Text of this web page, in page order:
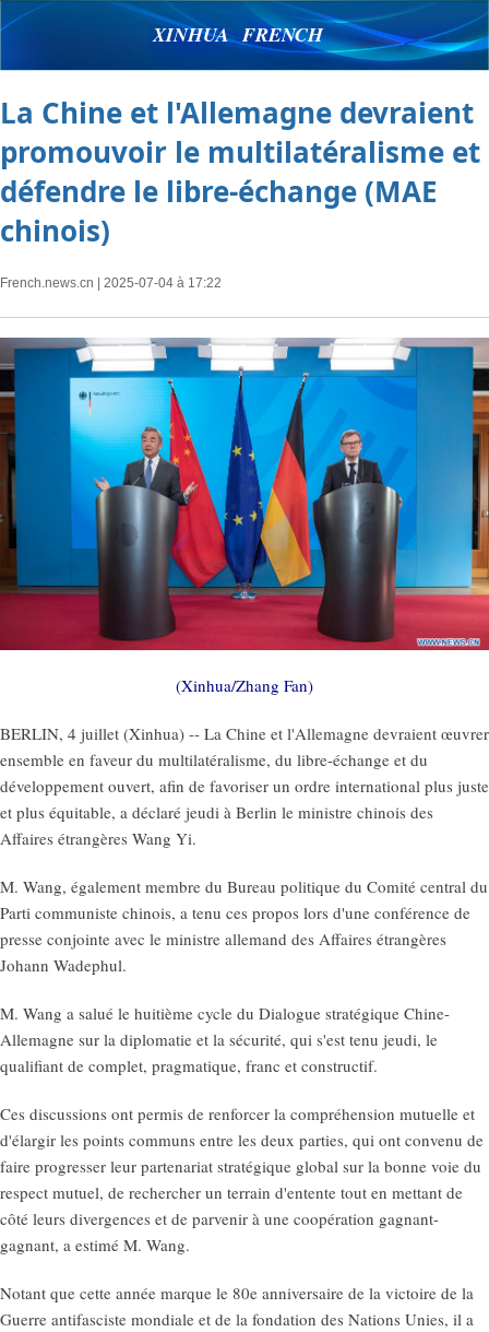
XINHUA FRENCH
La Chine et l'Allemagne devraient
promouvoir le multilatéralisme et
défendre le libre-échange (MAE
chinois)
French.news.cn | 2025-07-04 à 17:22
(Xinhua/Zhang Fan)
BERLIN, 4 juillet (Xinhua) -- La Chine et l'Allemagne devraient œuvrer
ensemble en faveur du multilatéralisme, du libre-échange et du
développement ouvert, afin de favoriser un ordre international plus juste
et plus équitable, a déclaré jeudi à Berlin le ministre chinois des
Affaires étrangères Wang Yi.
M. Wang, également membre du Bureau politique du Comité central du
Parti communiste chinois, a tenu ces propos lors d'une conférence de
presse conjointe avec le ministre allemand des Affaires étrangères
Johann Wadephul.
M. Wang a salué le huitième cycle du Dialogue stratégique Chine-
Allemagne sur la diplomatie et la sécurité, qui s'est tenu jeudi, le
qualifiant de complet, pragmatique, franc et constructif.
Ces discussions ont permis de renforcer la compréhension mutuelle et
d'élargir les points communs entre les deux parties, qui ont convenu de
faire progresser leur partenariat stratégique global sur la bonne voie du
respect mutuel, de rechercher un terrain d'entente tout en mettant de
côté leurs divergences et de parvenir à une coopération gagnant-
gagnant, a estimé M. Wang.
Notant que cette année marque le 80e anniversaire de la victoire de la
Guerre antifasciste mondiale et de la fondation des Nations Unies, il a